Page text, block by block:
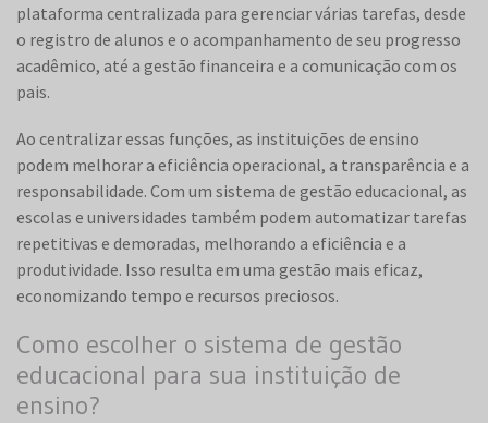
plataforma centralizada para gerenciar várias tarefas, desde
o registro de alunos e o acompanhamento de seu progresso
acadêmico, até a gestão financeira e a comunicação com os
pais.
Ao centralizar essas funções, as instituições de ensino
podem melhorar a eficiência operacional, a transparência e a
responsabilidade. Com um sistema de gestão educacional, as
escolas e universidades também podem automatizar tarefas
repetitivas e demoradas, melhorando a eficiência e a
produtividade. Isso resulta em uma gestão mais eficaz,
economizando tempo e recursos preciosos.
Como escolher o sistema de gestão
educacional para sua instituição de
ensino?